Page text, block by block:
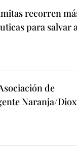
recorren
para salvar
de
Naranja/